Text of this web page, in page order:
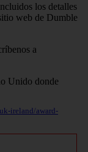
los detalles
web de Dumble
a
ireland/award-